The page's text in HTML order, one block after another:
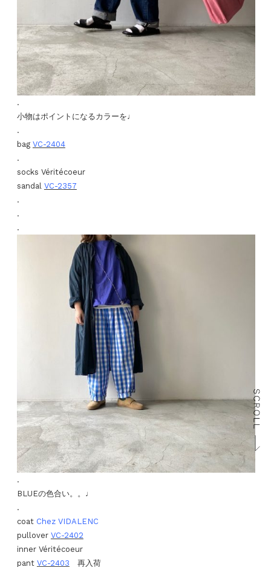
.
小物はポイントになるカラーを♩
.
bag VC-2404
.
socks Véritécoeur
sandal VC-2357
.
.
.
.
BLUEの色合い。。♩
.
coat Chez VIDALENC
pullover VC-2402
inner Véritécoeur
pant VC-2403 再入荷